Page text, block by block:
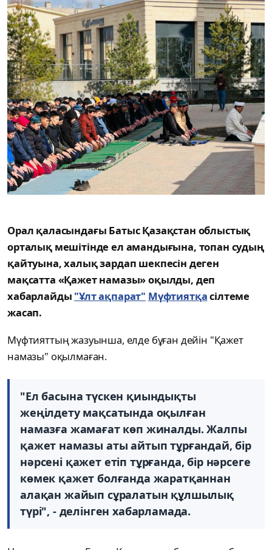
Орал қаласындағы Батыс Қазақстан облыстық
орталық мешітінде ел амандығына, топан судың
қайтуына, халық зардап шекпесін деген
мақсатта «Қажет намазы» оқылды, деп
хабарлайды "Ұлт ақпарат" Мүфтиятқасілтеме
жасап.
Мүфтияттың жазуынша, елде бұған дейін "Қажет
намазы" оқылмаған.
"Ел басына түскен қиындықты
жеңілдету мақсатында оқылған
намазға жамағат көп жиналды. Жалпы
қажет намазы аты айтып тұрғандай, бір
нәрсені қажет етіп тұрғанда, бір нәрсеге
көмек қажет болғанда жаратқаннан
алақан жайып сұралатын құлшылық
түрі", - делінген хабарламада.